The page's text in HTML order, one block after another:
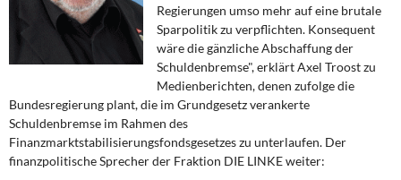
DIE LINKE
Weitere Themen
Memo-Gruppe
Institut Solidarische Moderne
Regierungen umso mehr auf eine brutale
Sparpolitik zu verpflichten. Konsequent
wäre die gänzliche Abschaffung der
Schuldenbremse", erklärt Axel Troost zu
Medienberichten, denen zufolge die
Bundesregierung plant, die im Grundgesetz verankerte
Schuldenbremse im Rahmen des
Finanzmarktstabilisierungsfondsgesetzes zu unterlaufen. Der
finanzpolitische Sprecher der Fraktion DIE LINKE weiter: